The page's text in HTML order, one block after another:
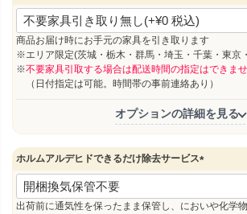
(
必
須
商品お届け時にお手元の家具を引き取ります
※エリア限定(茨城・栃木・群馬・埼玉・千葉・東京
※不要家具引取する場合は配送時間の指定はできま
（日付指定は可能。時間帯の事前連絡あり）
オプションの詳細を見る
ホルムアルデヒドできるだけ除去サービス
(
須
出荷前に通気性を保ったまま保管し、においや化学